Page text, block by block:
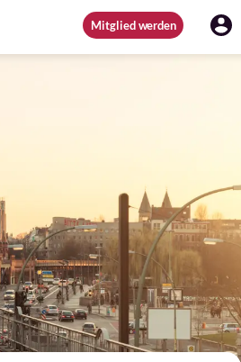
Mitglied werden